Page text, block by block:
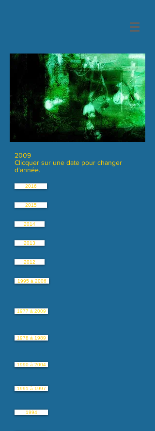
2009
Clicquer sur une date pour changer
d'année.
2016
2015
2014
2013
2012
1995 à 2006
1977 à 2009
1978 à 1989
1990 à 2004
1991 à 1997
1994